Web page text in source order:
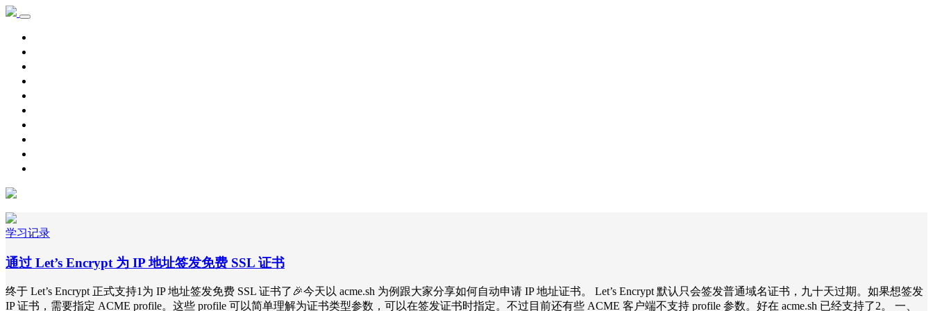
学习记录
通过 Let’s Encrypt 为 IP 地址签发免费 SSL 证书
终于 Let’s Encrypt 正式支持1为 IP 地址签发免费 SSL 证书了🎉今天以 acme.sh 为例跟大家分享如何自动申请 IP 地址证书。 Let’s Encrypt 默认只会签发普通域名证书，九十天过期。如果想签发
IP 证书，需要指定 ACME profile。这些 profile 可以简单理解为证书类型参数，可以在签发证书时指定。不过目前还有些 ACME 客户端不支持 profile 参数。好在 acme.sh 已经支持了2。 一、